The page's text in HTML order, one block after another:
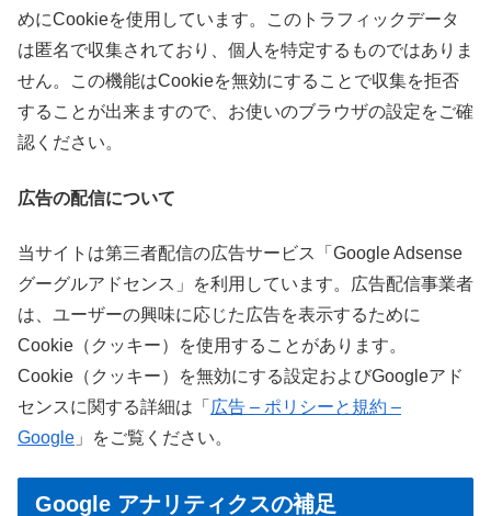
めにCookieを使用しています。このトラフィックデータ
は匿名で収集されており、個人を特定するものではありま
せん。この機能はCookieを無効にすることで収集を拒否
することが出来ますので、お使いのブラウザの設定をご確
認ください。
広告の配信について
当サイトは第三者配信の広告サービス「Google Adsense
グーグルアドセンス」を利用しています。広告配信事業者
は、ユーザーの興味に応じた広告を表示するために
Cookie（クッキー）を使用することがあります。
Cookie（クッキー）を無効にする設定およびGoogleアド
センスに関する詳細は「 広告 – ポリシーと規約 –
Google 」をご覧ください。
Google アナリティクスの補足